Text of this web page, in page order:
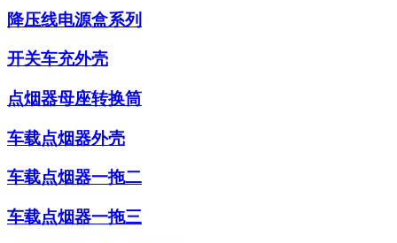
降压线电源盒系列
开关车充外壳
点烟器母座转换筒
车载点烟器外壳
车载点烟器一拖二
车载点烟器一拖三